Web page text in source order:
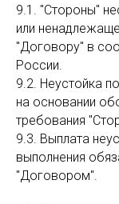
9.1. "Стороны"
или
"Договору" в
России.
9.2. Неустойка
на основании
требования
9.3. Выплата
выполнения
"Договором".